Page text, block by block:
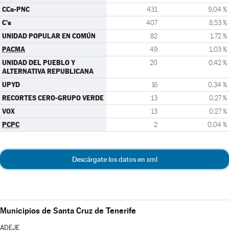
CCa-PNC 431 9,04 %
C's 407 8,53 %
UNIDAD POPULAR EN COMÚN 82 1,72 %
PACMA 49 1,03 %
UNIDAD DEL PUEBLO Y
ALTERNATIVA REPUBLICANA
20 0,42 %
UPYD 16 0,34 %
RECORTES CERO-GRUPO VERDE 13 0,27 %
VOX 13 0,27 %
PCPC 2 0,04 %
Descárgate los datos en xml
Municipios de Santa Cruz de Tenerife
ADEJE